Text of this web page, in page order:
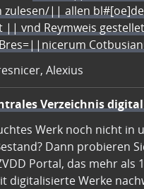
zulesen/|| allen
|| vnd Reymweis
Alexius
Verzeichnis
Werk noch nicht in
Dann probieren
Portal, das mehr als
digitalisierte Werke